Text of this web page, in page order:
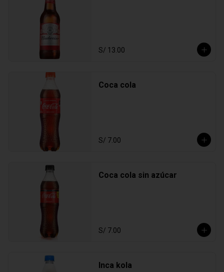
S/ 13.00
Coca cola
S/ 7.00
Coca cola sin azúcar
S/ 7.00
Inca kola